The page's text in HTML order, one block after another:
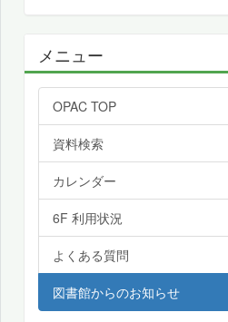
メニュー
OPAC TOP
資料検索
カレンダー
6F 利用状況
よくある質問
図書館からのお知らせ